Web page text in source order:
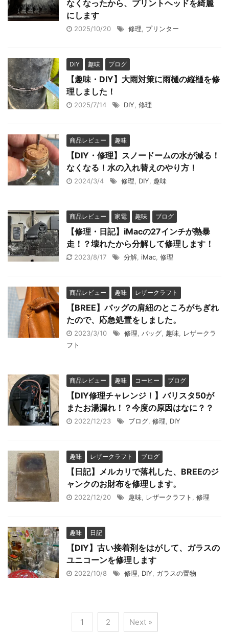
なくなったから、プリントヘッドを綺麗
にします
2025/10/20 修理 プリンター
DIY 趣味 ブログ
【趣味・DIY】大雨対策に雨樋の縦樋を修
理しました！
2025/7/14 DIY 修理
商品レビュー 趣味
【DIY・修理】スノードームの水が減る！
なくなる！水の入れ替えのやり方！
2024/3/4 修理 DIY 趣味
商品レビュー 家電 趣味 ブログ
【修理・日記】iMacの27インチが熱暴
走！？壊れたから分解して修理します！
2023/8/17 分解 iMac 修理
商品レビュー 趣味 レザークラフト
【BREE】バッグの肩紐のところがちぎれ
たので、応急処置をしました。
2023/3/10 修理 バッグ 趣味
レザークラ
フト
商品レビュー 趣味 コーヒー ブログ
【DIY修理チャレンジ！】バリスタ50が
またお湯漏れ！？今度の原因はなに？？
2022/12/23 ブログ 修理 DIY
趣味 レザークラフト ブログ
【日記】メルカリで落札した、BREEのジ
ャンクのお財布を修理します。
2022/12/20 趣味 レザークラフト 修理
趣味 日記
【DIY】古い接着剤をはがして、ガラスの
ユニコーンを修理します
2022/10/8 修理 DIY ガラスの置物
1 2 Next »